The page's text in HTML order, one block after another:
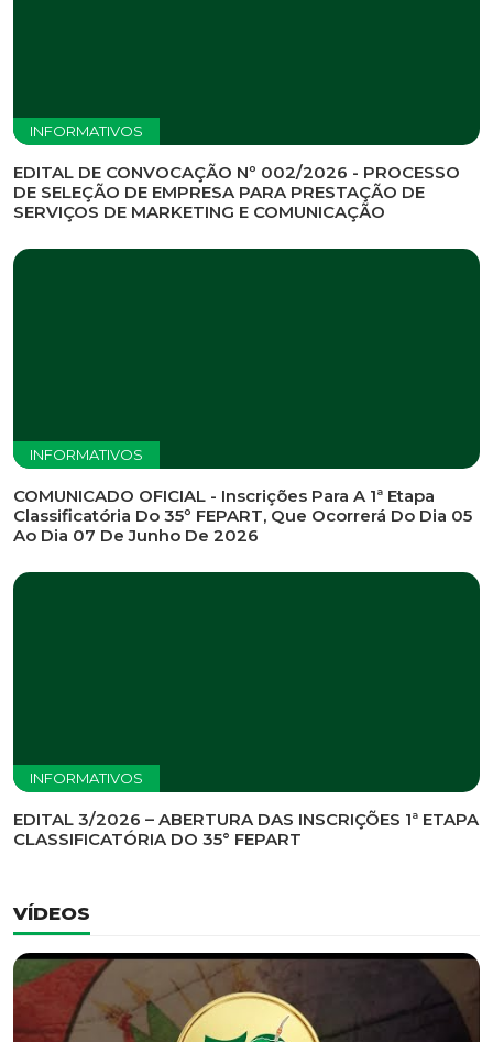
INFORMATIVOS
EDITAL DE CONVOCAÇÃO Nº 002/2026 - PROCESSO
DE SELEÇÃO DE EMPRESA PARA PRESTAÇÃO DE
SERVIÇOS DE MARKETING E COMUNICAÇÃO
INFORMATIVOS
COMUNICADO OFICIAL - Inscrições Para A 1ª Etapa
Classificatória Do 35º FEPART, Que Ocorrerá Do Dia 05
Ao Dia 07 De Junho De 2026
INFORMATIVOS
EDITAL 3/2026 – ABERTURA DAS INSCRIÇÕES 1ª ETAPA
CLASSIFICATÓRIA DO 35° FEPART
VÍDEOS